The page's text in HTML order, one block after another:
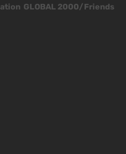
GLOBAL 2000/Friends